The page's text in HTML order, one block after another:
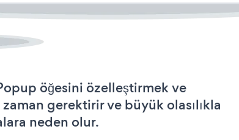
öğesini özelleştirmek ve
gerektirir ve büyük olasılıkla
neden olur.